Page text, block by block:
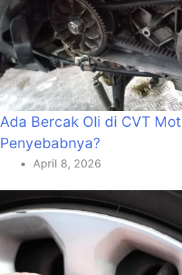
Ada Bercak Oli di CVT
Penyebabnya?
April 8, 2026